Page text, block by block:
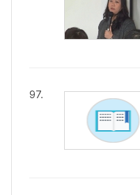
97.